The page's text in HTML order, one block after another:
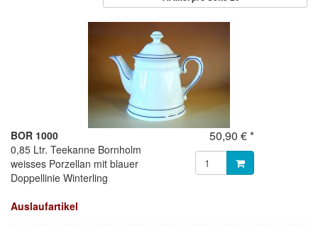
BOR 1000
0,85 Ltr. Teekanne Bornholm
weisses Porzellan mit blauer
Doppellinie Winterling
Auslaufartikel
50,90 € *